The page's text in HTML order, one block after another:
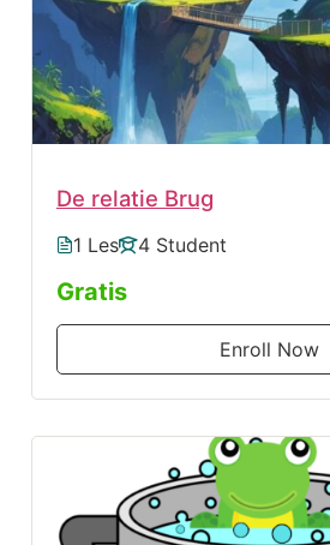
De relatie Brug
1 Les 4 Student
Gratis
Enroll Now